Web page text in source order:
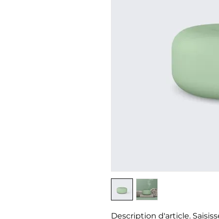
Description d'article.